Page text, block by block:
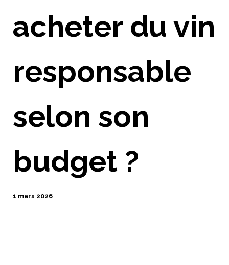
acheter du vin
responsable
selon son
budget ?
1 mars 2026